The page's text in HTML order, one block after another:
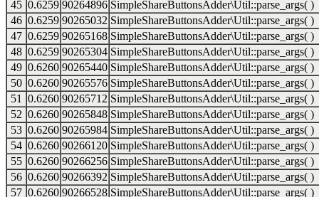
45 0.6259 90264896 SimpleShareButtonsAdder\Util::parse_args( )
46 0.6259 90265032 SimpleShareButtonsAdder\Util::parse_args( )
47 0.6259 90265168 SimpleShareButtonsAdder\Util::parse_args( )
48 0.6259 90265304 SimpleShareButtonsAdder\Util::parse_args( )
49 0.6260 90265440 SimpleShareButtonsAdder\Util::parse_args( )
50 0.6260 90265576 SimpleShareButtonsAdder\Util::parse_args( )
51
0.6260 90265712 SimpleShareButtonsAdder\Util::parse_args( )
52 0.6260 90265848 SimpleShareButtonsAdder\Util::parse_args( )
53 0.6260 90265984 SimpleShareButtonsAdder\Util::parse_args( )
54 0.6260 90266120 SimpleShareButtonsAdder\Util::parse_args( )
55 0.6260 90266256 SimpleShareButtonsAdder\Util::parse_args( )
56 0.6260 90266392 SimpleShareButtonsAdder\Util::parse_args( )
57 0.6260 90266528 SimpleShareButtonsAdder\Util::parse_args( )